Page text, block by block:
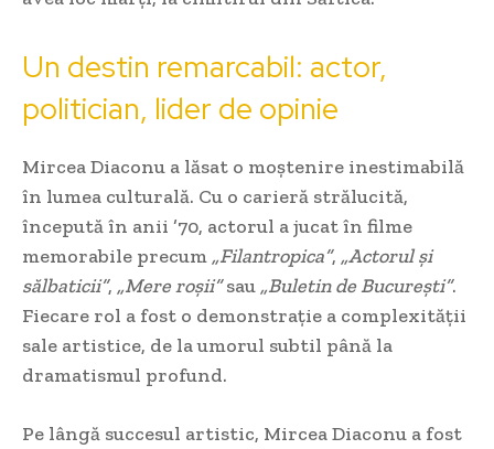
Un destin remarcabil: actor,
politician, lider de opinie
Mircea Diaconu a lăsat o moștenire inestimabilă
în lumea culturală. Cu o carieră strălucită,
începută în anii ’70, actorul a jucat în filme
memorabile precum „Filantropica”, „Actorul și
sălbaticii”, „Mere roșii”sau „Buletin de București”.
Fiecare rol a fost o demonstrație a complexității
sale artistice, de la umorul subtil până la
dramatismul profund.
Pe lângă succesul artistic, Mircea Diaconu a fost